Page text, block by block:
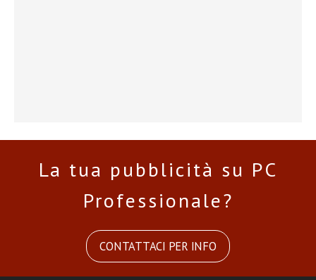
La tua pubblicità su PC
Professionale?
CONTATTACI PER INFO